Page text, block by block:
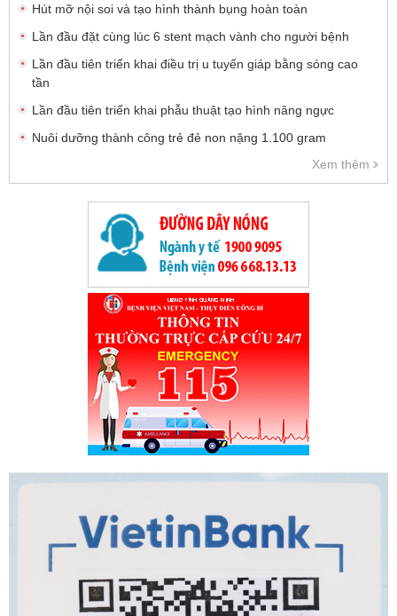
Hút mỡ nội soi và tạo hình thành bụng hoàn toàn
Lần đầu đặt cùng lúc 6 stent mạch vành cho người bệnh
Lần đầu tiên triển khai điều trị u tuyến giáp bằng sóng cao
tần
Lần đầu tiên triển khai phẫu thuật tạo hình nâng ngực
Nuôi dưỡng thành công trẻ đẻ non nặng 1.100 gram
Xem thêm